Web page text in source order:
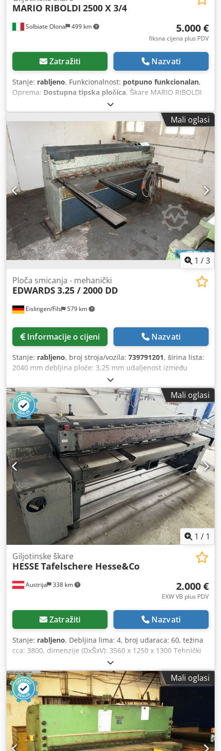
Solbiate Olona 499 km
MARIO RIBOLDI 2500 X 3/4
5.000 €
fiksna cijena plus PDV
Zatražiti Nazvati
Stanje: rabljeno, Funkcionalnost: potpuno funkcionalan,
Oprema: Dostupna tipska pločica, Škare MARIO RIBOLDI
2500 x 3/4 Cedpfxezbck Ts Ahloha MODEL: CEM 253
RABLJENI STROJ INTERNI KOD: SVR 425
Mali oglasi
1 /3
Eislingen/Fils 579 km
Ploča smicanja - mehanički
EDWARDS3.25 / 2000 DD
Informacije o cijeni Nazvati
Stanje: rabljeno, broj stroja/vozila: 739791201, širina lista:
2040 mm debljina ploče: 3,25 mm udaljenost između
stupova: 2200 mm ukupna snaga: 7,5 kW dimenzije stroja
ca.:2,55 x 2,3 x 1,4 m Chedpfjcxxtyex Ahlea
Mali oglasi
1 / 1
Austrija 338 km
Giljotinske škare
HESSE Tafelschere Hesse&Co
2.000 €
EXW VB plus PDV
Zatražiti Nazvati
Stanje: rabljeno, Debljina lima: 4, broj udaraca: 60, težina
cca: 3800, dimenzije (DxŠxV): 3560 x 1250 x 1300 Tehnički
detalji: Tip: KS 254 Debljina lima: 4 mm PS: 5 Chsdpfx
Ajrmbdcohlja Težina: 3800 Udarci/min: 60
Mali oglasi